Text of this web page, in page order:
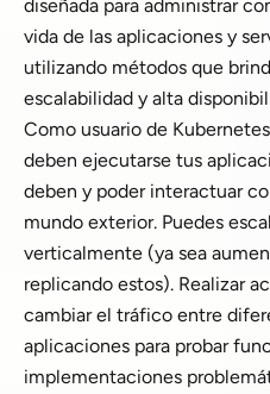
diseñada para administrar
vida de las aplicaciones y
utilizando métodos que
escalabilidad y alta
Como usuario de
deben ejecutarse tus
deben y poder interactuar
mundo exterior. Puedes
verticalmente (ya sea
replicando estos). Realizar
cambiar el tráfico entre
aplicaciones para probar
implementaciones